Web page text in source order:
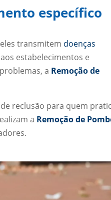
específico
transmitem doenças
estabelecimentos e
a Remoção de
reclusão para quem
a Remoção de